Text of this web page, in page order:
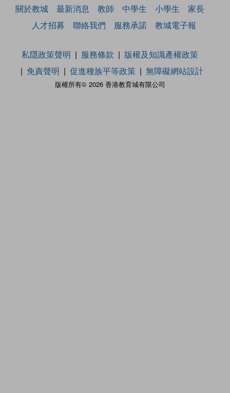
關於教城 最新消息 教師 中學生 小學生
家長
人才招募
聯絡我們 服務承諾 教城電子報
版權所有© 2026 香港教育城有限公司
私隱政策聲明 服務條款
版權及知識產權政策
免責聲明
促進種族平等政策 無障礙網站設計